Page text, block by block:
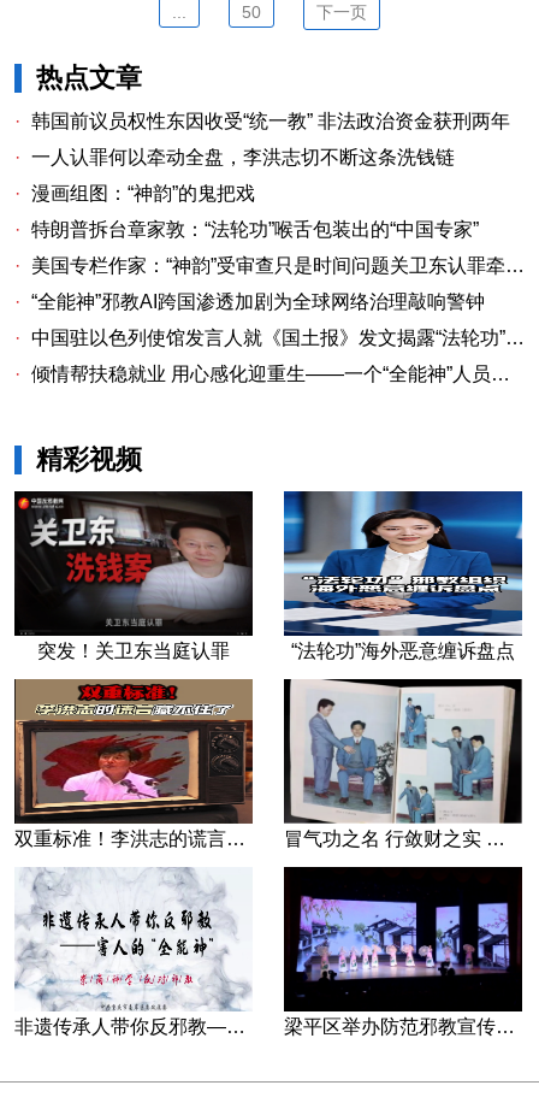
50 下一页
热点文章
· 韩国前议员权性东因收受“统一教” 非法政治资金获刑两年
· 一人认罪何以牵动全盘，李洪志切不断这条洗钱链
· 漫画组图：“神韵”的鬼把戏
· 特朗普拆台章家敦：“法轮功”喉舌包装出的“中国专家”
·
美国专栏作家：“神韵”受审查只是时间问题关卫东认罪牵出与《大纪元时报》资金链条
· “全能神”邪教AI跨国渗透加剧为全球网络治理敲响警钟
· 中国驻以色列使馆发言人就《国土报》发文揭露“法轮功”邪教本质答记者问
· 倾情帮扶稳就业 用心感化迎重生——一个“全能神”人员的重生
精彩视频
突发！关卫东当庭认罪 “法轮功”海外恶意缠诉盘点
双重标准！李洪志的谎言藏不住了 冒气功之名 行敛财之实 张宏堡义女“小倩”团伙覆灭记
非遗传承人带你反邪教—害人的“全能神” 梁平区举办防范邪教宣传专场文艺演出